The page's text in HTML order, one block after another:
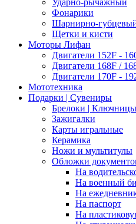
Ударно-рычажный
Фонарики
Шарнирно-
Щетки и кисти
Моторы Лифан
Двигатели 152F -
Двигатели 168F /
Двигатели 170F -
Мототехника
Подарки | Сувениры
Брелоки | Ключницы
Зажигалки
Карты игральные
Керамика
Ножи и мультитулы
Обложки
На
На военный
На
На паспорт
На